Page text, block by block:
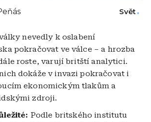
Svět
nevedly k oslabení
pokračovat ve válce – a hrozba
roste, varují britští analytici.
dokáže v invazi pokračovat i
ekonomickým tlakům a
zdroji.
Podle britského institutu